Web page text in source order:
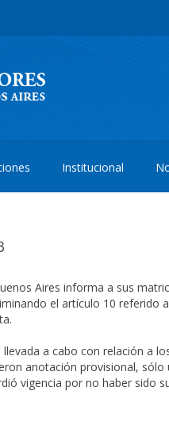
Institucional
Aires informa a sus
el artículo 10 referido
a cabo con relación a
anotación provisional, sólo
vigencia por no haber sido